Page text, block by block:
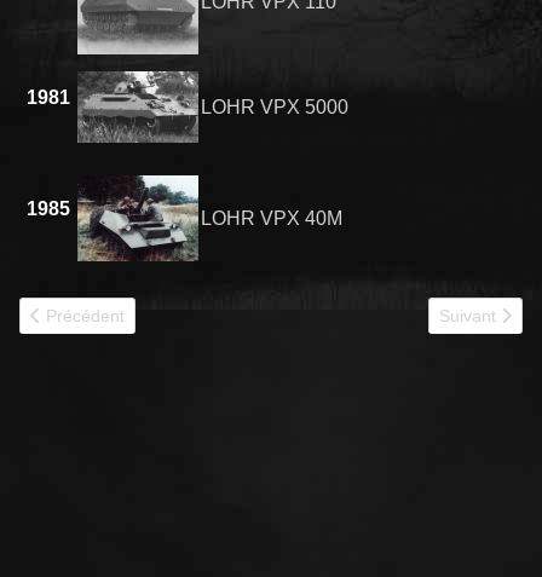
1981 LOHR VPX 5000
1985 LOHR VPX 40M
Article précédent : ENGINS DIVERS
Précédent Article
Suivant